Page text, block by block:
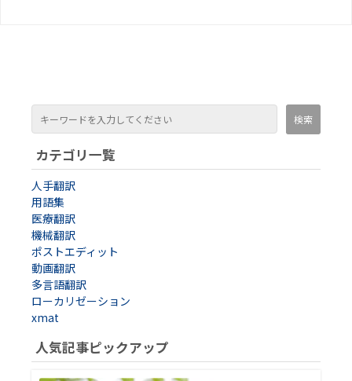
カテゴリ一覧
人手翻訳
用語集
医療翻訳
機械翻訳
ポストエディット
動画翻訳
多言語翻訳
ローカリゼーション
xmat
人気記事ピックアップ